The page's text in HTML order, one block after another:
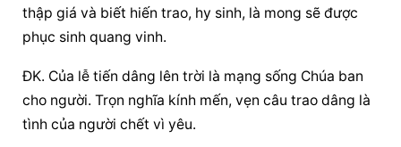
thập giá và biết hiến trao, hy sinh, là mong sẽ được
phục sinh quang vinh.
ĐK. Của lễ tiến dâng lên trời là mạng sống Chúa ban
cho người. Trọn nghĩa kính mến, vẹn câu trao dâng là
tình của người chết vì yêu.